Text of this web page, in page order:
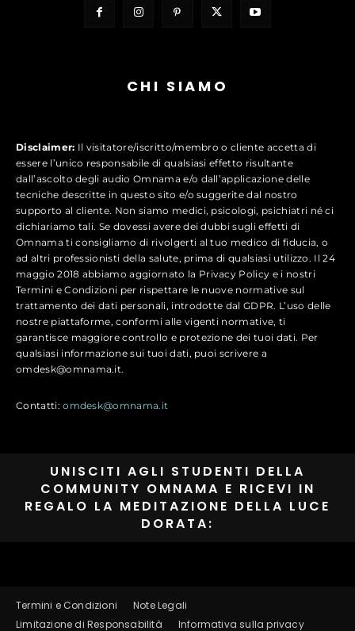
CHI SIAMO
Disclaimer: Il visitatore/iscritto/membro o cliente accetta di
essere l’unico responsabile di qualsiasi effetto risultante
dall’ascolto degli audio Omnama e/o dall’applicazione delle
tecniche descritte in questo sito e/o suggerite dal nostro
supporto al cliente. Non siamo medici, psicologi, psichiatri né ci
dichiariamo tali. Se dovessi avere dei dubbi sugli effetti di
Omnama ti consigliamo di rivolgerti al tuo medico di fiducia, o
ad altri professionisti della salute, prima di qualsiasi utilizzo. Il 24
maggio 2018 abbiamo aggiornato la Privacy Policy e i nostri
Termini e Condizioni per rispettare le nuove normative sul
trattamento dei dati personali, introdotte dal GDPR. L’uso delle
nostre piattaforme, conformi alle vigenti normative, ti
garantisce maggiore controllo e protezione dei tuoi dati. Per
qualsiasi informazione sui tuoi dati, puoi scrivere a
omdesk@omnama.it.
Contatti:omdesk@omnama.it
UNISCITI AGLI STUDENTI DELLA
COMMUNITY OMNAMA E RICEVI IN
REGALO LA MEDITAZIONE DELLA LUCE
DORATA:
Termini e Condizioni
Note Legali
Limitazione di Responsabilità
Informativa sulla privacy